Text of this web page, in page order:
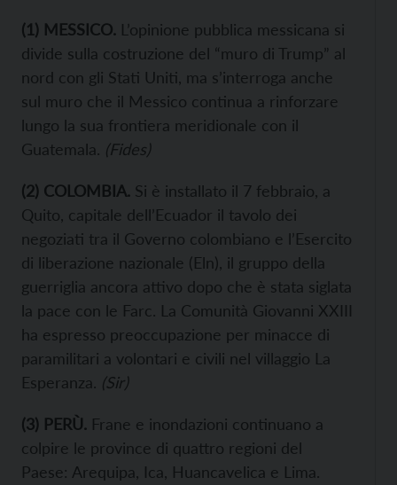
(1) MESSICO. L’opinione pubblica messicana si
divide sulla costruzione del “muro di Trump” al
nord con gli Stati Uniti, ma s’interroga anche
sul muro che il Messico continua a rinforzare
lungo la sua frontiera meridionale con il
Guatemala. (Fides)
(2) COLOMBIA. Si è installato il 7 febbraio, a
Quito, capitale dell’Ecuador il tavolo dei
negoziati tra il Governo colombiano e l’Esercito
di liberazione nazionale (Eln), il gruppo della
guerriglia ancora attivo dopo che è stata siglata
la pace con le Farc. La Comunità Giovanni XXIII
ha espresso preoccupazione per minacce di
paramilitari a volontari e civili nel villaggio La
Esperanza. (Sir)
(3) PERÙ. Frane e inondazioni continuano a
colpire le province di quattro regioni del
Paese: Arequipa, Ica, Huancavelica e Lima.